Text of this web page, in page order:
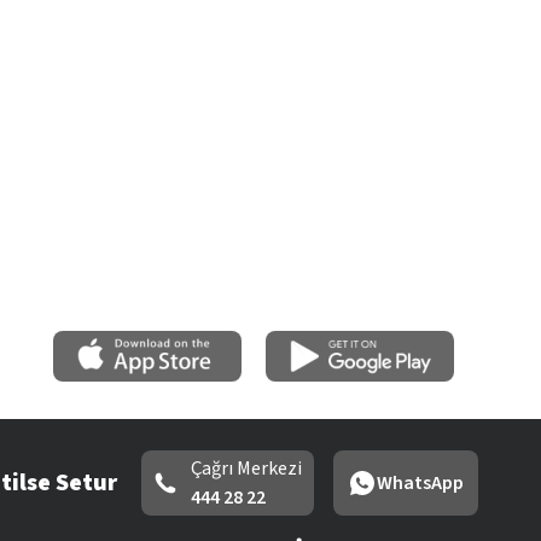
Setur
Çağrı Merkezi
444 28 22
WhatsApp